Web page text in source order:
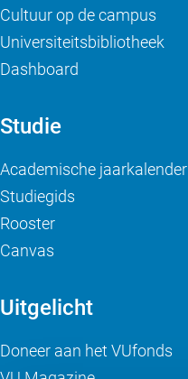
Cultuur op de campus
Universiteitsbibliotheek
Dashboard
Studie
Academische jaarkalender
Studiegids
Rooster
Canvas
Uitgelicht
Doneer aan het VUfonds